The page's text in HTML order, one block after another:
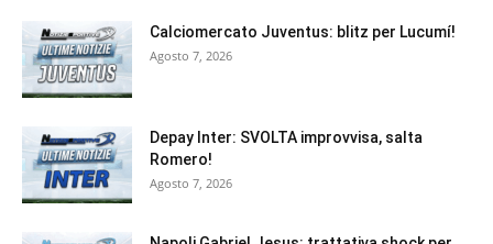
Calciomercato Juventus: blitz per Lucumí!
Agosto 7, 2026
Depay Inter: SVOLTA improvvisa, salta
Romero!
Agosto 7, 2026